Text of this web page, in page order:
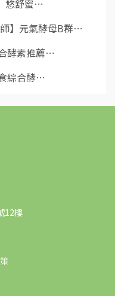
悠舒蜜⋯
】元氣酵母B群⋯
酵素推薦⋯
綜合酵⋯
12樓